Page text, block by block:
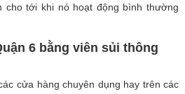
cho tới khi nó hoạt động bình thường
6 bằng viên sủi thông
cửa hàng chuyên dụng hay trên các